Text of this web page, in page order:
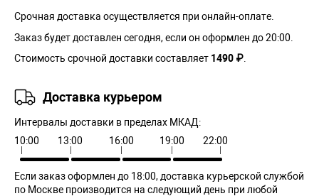
Срочная доставка осуществляется при онлайн-оплате.
Заказ будет доставлен сегодня, если он оформлен до 20:00.
Стоимость срочной доставки составляет 1490 ₽
Доставка курьером
Интервалы доставки в пределах МКАД:
10:00
13:00 16:00 19:00 22:00
Если заказ оформлен до 18:00, доставка курьерской службой
по Москве производится на следующий день при любой